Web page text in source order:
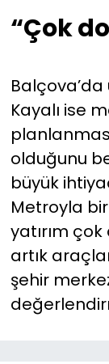
“Çok
Balçova’da
Kayalı ise
olduğunu
büyük
Metroyla
yatırım
artık
şehir